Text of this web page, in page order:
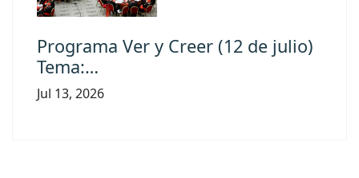
Programa Ver y Creer (12 de julio)
Tema:…
Jul 13, 2026